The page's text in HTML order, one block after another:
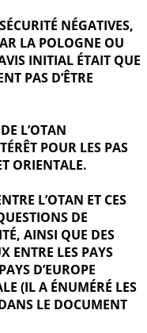
NÉGATIVES,
LA POLOGNE OU
INITIAL ÉTAIT QUE
PAS D’ÊTRE
L’OTAN
POUR LES PAS
ORIENTALE.
L’OTAN ET CES
DE
AINSI QUE DES
ENTRE LES PAYS
D’EUROPE
(IL A ÉNUMÉRÉ LES
LE DOCUMENT